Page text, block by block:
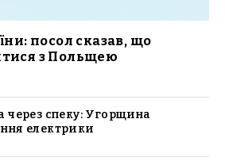
посол сказав, що
з Польщею
через спеку: Угорщина
електрики